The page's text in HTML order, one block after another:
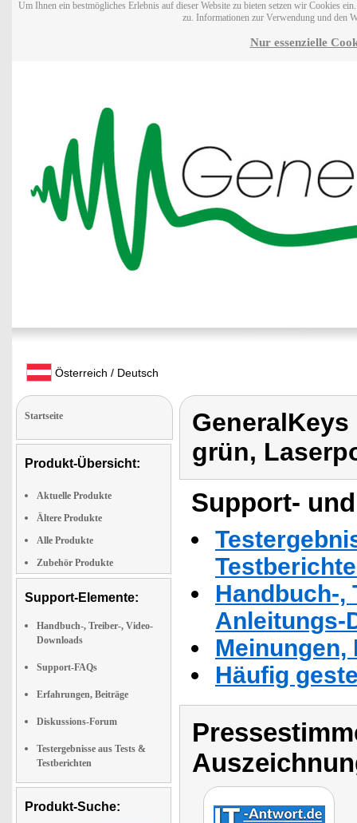
Um Ihnen ein bestmögliches Erlebnis auf dieser Website zu bieten setzen wir Cookies
zu. Informationen zur Verwendung und den
Nur essenzielle
Österreich / Deutsch
Startseite
Produkt-Übersicht:
Aktuelle Produkte
Ältere Produkte
Alle Produkte
Zubehör Produkte
Support-Elemente:
Handbuch-, Treiber-, Video-
Downloads
Support-FAQs
Erfahrungen, Beiträge
Diskussions-Forum
Testergebnisse aus Tests &
Testberichten
Produkt-Suche:
grün,
Support-
Handbuch-,
Anleitungs-
Häufig